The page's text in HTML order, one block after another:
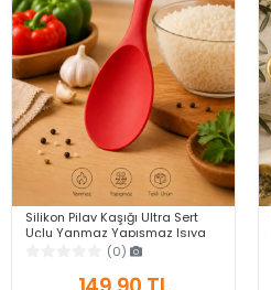
Silikon Pilav Kaşığı Ultra Sert
Uçlu Yanmaz Yapışmaz Isıya
Dayanıklı Kırmızı Servis Yemek
(0)